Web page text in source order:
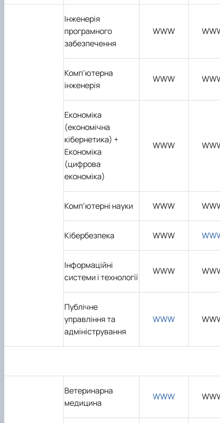
Інженерія
програмного
забезпечення
WWW
Комп’ютерна
інженерія
WWW
Економіка
(економічна
кібернетика) +
Економіка
(цифрова
економіка)
WWW
Комп’ютерні науки WWW
Кібербезпека WWW
Інформаційні
системи і технології
WWW
Публічне
управління та
адміністрування
WWW
Ветеринарна
медицина
WWW